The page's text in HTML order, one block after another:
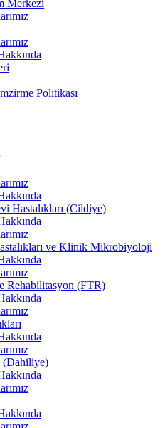
Merkezi
Politikası
Hastalıkları (Cildiye)
ve Klinik Mikrobiyoloji
Rehabilitasyon (FTR)
(Dahiliye)